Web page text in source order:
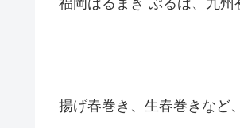
福岡はるまき ぶるは、九州
揚げ春巻き、生春巻きなど